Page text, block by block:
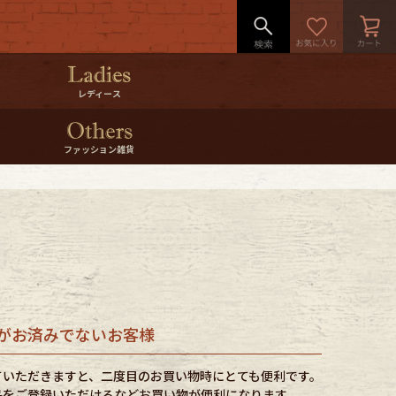
レディース
ファッション雑貨
お済みでないお客様
ただきますと、二度目のお買い物時にとても便利です。